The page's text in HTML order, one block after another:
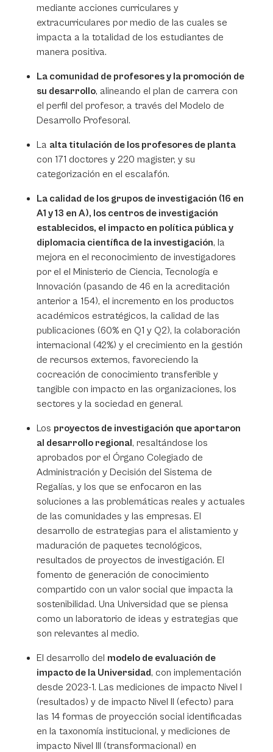
mediante acciones curriculares y
extracurriculares por medio de las cuales se
impacta a la totalidad de los estudiantes de
manera positiva.
La comunidad de profesores y la promoción de
su desarrollo, alineando el plan de carrera con
el perfil del profesor, a través del Modelo de
Desarrollo Profesoral.
La alta titulación de los profesores de planta
con 171 doctores y 220 magister, y su
categorización en el escalafón.
La calidad de los grupos de investigación (16 en
A1 y 13 en A), los centros de investigación
establecidos, el impacto en política pública y
diplomacia científica de la investigación, la
mejora en el reconocimiento de investigadores
por el el Ministerio de Ciencia, Tecnología e
Innovación (pasando de 46 en la acreditación
anterior a 154), el incremento en los productos
académicos estratégicos, la calidad de las
publicaciones (60% en Q1 y Q2), la colaboración
internacional (42%) y el crecimiento en la gestión
de recursos externos, favoreciendo la
cocreación de conocimiento transferible y
tangible con impacto en las organizaciones, los
sectores y la sociedad en general.
Los proyectos de investigación que aportaron
al desarrollo regional, resaltándose los
aprobados por el Órgano Colegiado de
Administración y Decisión del Sistema de
Regalías, y los que se enfocaron en las
soluciones a las problemáticas reales y actuales
de las comunidades y las empresas. El
desarrollo de estrategias para el alistamiento y
maduración de paquetes tecnológicos,
resultados de proyectos de investigación. El
fomento de generación de conocimiento
compartido con un valor social que impacta la
sostenibilidad. Una Universidad que se piensa
como un laboratorio de ideas y estrategias que
son relevantes al medio.
El desarrollo del modelo de evaluación de
impacto de la Universidad, con implementación
desde 2023-1. Las mediciones de impacto Nivel I
(resultados) y de impacto Nivel II (efecto) para
las 14 formas de proyección social identificadas
en la taxonomía institucional, y mediciones de
impacto Nivel III (transformacional) en